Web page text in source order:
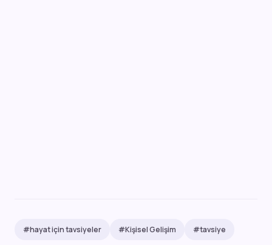
#hayat için tavsiyeler #Kişisel Gelişim #tavsiye